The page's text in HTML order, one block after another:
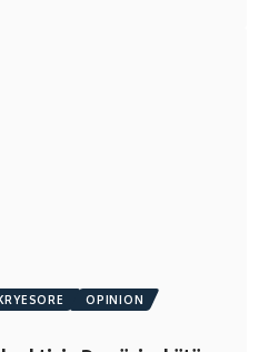
KRYESORE
OPINION